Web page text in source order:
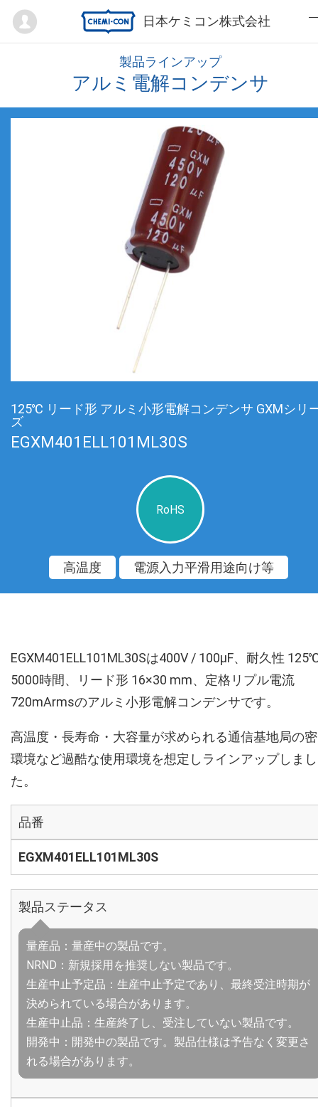
日本ケミコン株式会社
Mypage
製品ラインアップ
アルミ電解コンデンサ
125℃ リード形 アルミ小形電解コンデンサ GXMシリ
ズ
EGXM401ELL101ML30S
RoHS
高温度 電源入力平滑用途向け等
EGXM401ELL101ML30Sは400V / 100µF、耐久性
5000時間、リード形 16×30 mm、定格リプル電流
720mArmsのアルミ小形電解コンデンサです。
高温度・長寿命・大容量が求められる通信基地局の
環境など過酷な使用環境を想定しラインアップしまし
た。
品番
EGXM401ELL101ML30S
製品ステータス
量産品：量産中の製品です。
NRND：新規採用を推奨しない製品です。
生産中止予定品：生産中止予定であり、最終受注時期が
決められている場合があります。
生産中止品：生産終了し、受注していない製品です。
開発中：開発中の製品です。製品仕様は予告なく変更さ
れる場合があります。